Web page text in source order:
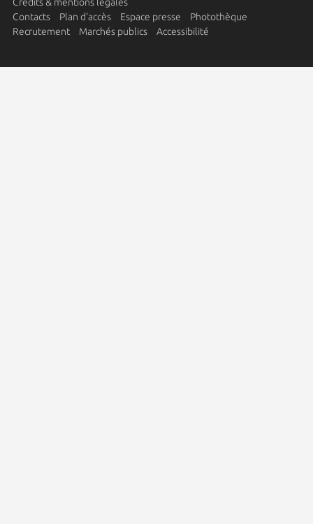
Contacts
Plan d'accès Espace presse
Photothèque
Recrutement
Marchés publics Accessibilité